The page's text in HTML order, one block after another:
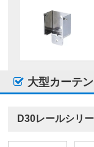
大型カーテ
D30レールシリ